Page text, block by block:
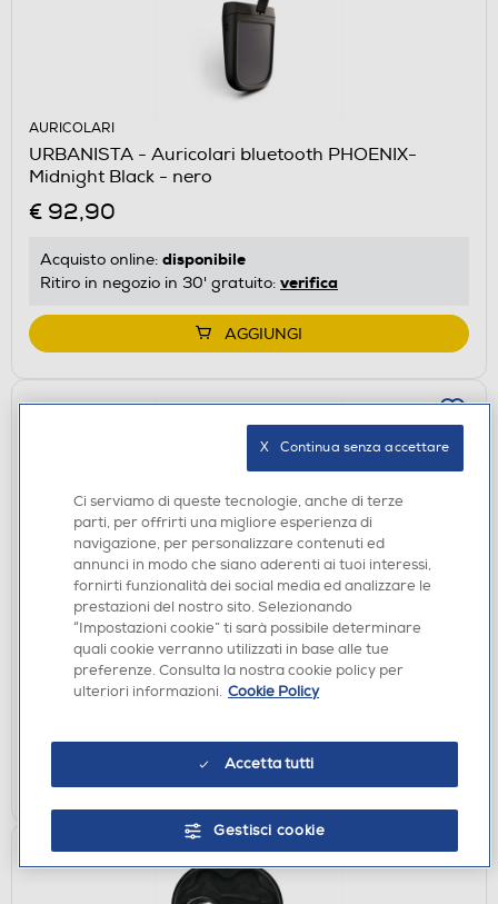
AURICOLARI
URBANISTA - Auricolari bluetooth PHOENIX-
Midnight Black - nero
€ 92,90
Acquisto online: disponibile
Ritiro in negozio in 30' gratuito: verifica
AGGIUNGI
CUFFIE
JBL - Cuffie a padiglione chiuso JR310-Blu
€ 19,90
disponibile
Ci serviamo di queste tecnologie, anche di terze
parti, per offrirti una migliore esperienza di
navigazione, per personalizzare contenuti ed
annunci in modo che siano aderenti ai tuoi interessi,
fornirti funzionalità dei social media ed analizzare le
prestazioni del nostro sito. Selezionando
“Impostazioni cookie” ti sarà possibile determinare
quali cookie verranno utilizzati in base alle tue
preferenze. Consulta la nostra cookie policy per
ulteriori informazioni. Cookie Policy
Accetta tutti
Gestisci cookie
X   Continua senza accettare